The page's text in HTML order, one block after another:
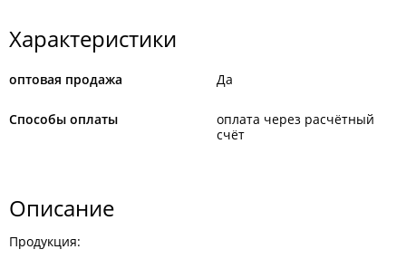
Характеристики
оптовая продажа Да
Способы оплаты
оплата через расчётный
счёт
Описание
Продукция: